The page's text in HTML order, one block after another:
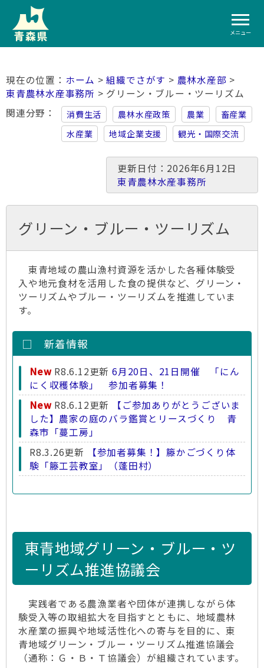
メニュー
ホーム >組織でさがす > 農林水産部 >
東青農林水産事務所 > グリーン・ブルー・ツーリズム
関連分野
消費生活 農林水産政策 農業
畜産業
水産業
地域企業支援 観光・国際交流
更新日付：2026年6月12日
東青農林水産事務所
グリーン・ブルー・ツーリズム
東青地域の農山漁村資源を活かした各種体験受
入や地元食材を活用した食の提供など、グリーン・
ツーリズムやブルー・ツーリズムを推進していま
す。
□ 新着情報
NewR8.6.12更新 6月20日、21日開催 「にん
にく収穫体験」 参加者募集！
NewR8.6.12更新
【ご参加ありがとうございま
した】農家の庭のバラ鑑賞とリースづくり 青
森市「蔓工房」
R8.3.26更新
【参加者募集！】籐かごづくり体
験「籐工芸教室」（蓬田村）
た】 「にんにく植え付け体験」 （青森市
清水ファーム）
R7.8.28更新【参加者募集！】 「にんにく植
え付け体験」 （青森市 清水ファーム）
R7.7.30更新 【R7年8月1日開園します】青森観
光りんご園 「りんご狩り」(青森市)
R7.7.30更新【R7年7月19日開園しました】三
内縄文ベリーランド 「ブラックベリー狩
り」、かき氷店もオープン
東青地域グリーン・ブルー・ツ
ーリズム推進協議会
実践者である農漁業者や団体が連携しながら体
験受入等の取組拡大を目指すとともに、地域農林
水産業の振興や地域活性化への寄与を目的に、東
青地域グリーン・ブルー・ツーリズム推進協議会
（通称：Ｇ・Ｂ・Ｔ協議会）が組織されています。